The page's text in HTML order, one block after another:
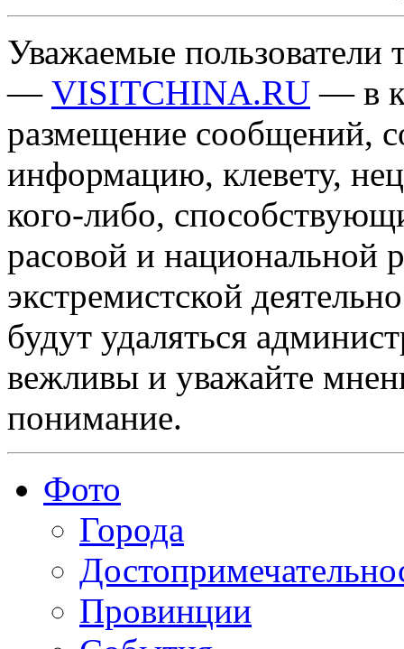
Уважаемые пользователи
— VISITCHINA.RU — в
размещение сообщений,
информацию, клевету,
кого-либо,
расовой и национальной
экстремистской
будут удаляться
вежливы и уважайте
понимание.
Фото
Города
Провинции